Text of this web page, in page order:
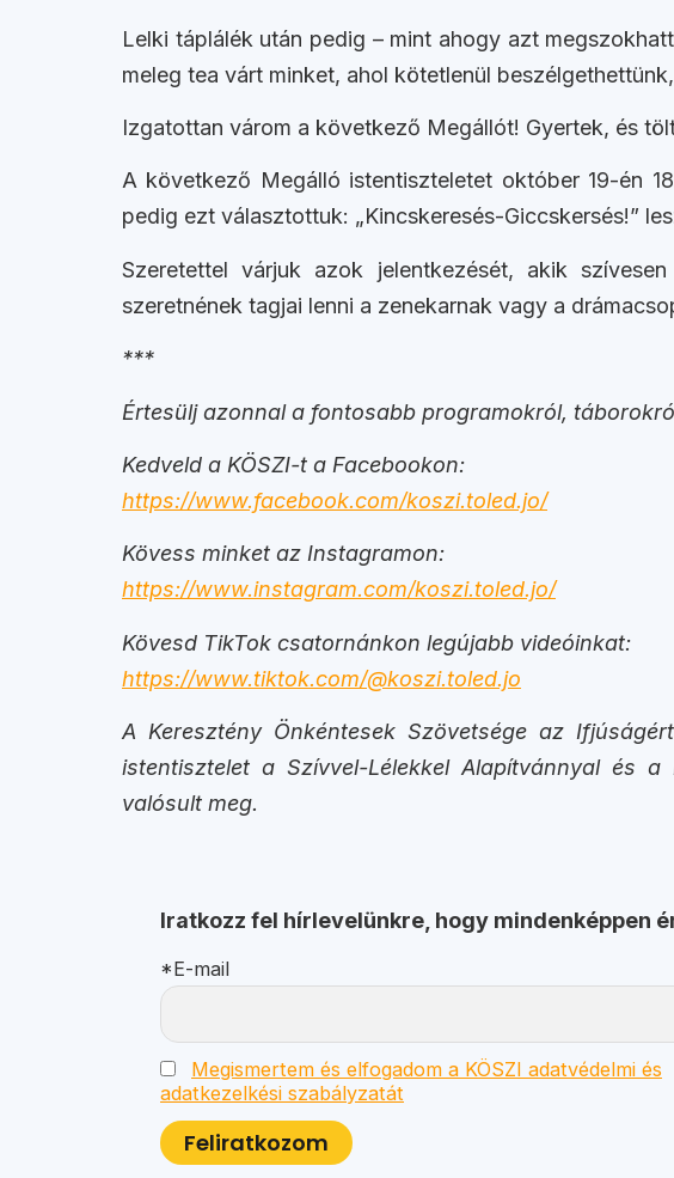
Lelki táplálék után pedig – mint ahogy azt
meleg tea várt minket, ahol kötetlenül
Izgatottan várom a következő Megállót! Gyertek, és
A következő Megálló istentiszteletet október 19-én
pedig ezt választottuk: „Kincskeresés-Giccskersés!”
Szeretettel várjuk azok jelentkezését, akik
szeretnének tagjai lenni a zenekarnak vagy a
***
Értesülj azonnal a fontosabb programokról,
Kedveld a KÖSZI-t a Facebookon:
https://www.facebook.com/koszi.toled.jo/
Kövess minket az Instagramon:
https://www.instagram.com/koszi.toled.jo/
Kövesd TikTok csatornánkon legújabb videóinkat:
https://www.tiktok.com/@koszi.toled.jo
A Keresztény Önkéntesek Szövetsége az
istentisztelet a Szívvel-Lélekkel Alapítvánnyal és
valósult meg.
Iratkozz fel hírlevelünkre, hogy mindenképpen
*E-mail
Megismertem és elfogadom a KÖSZI adatvédelmi és
adatkezelkési szabályzatát